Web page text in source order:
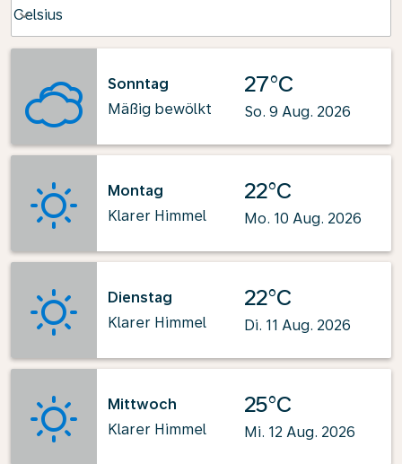
Celsius
keyboard_arrow_down
Sonntag
Mäßig bewölkt
27°C
So. 9 Aug. 2026
Montag
Klarer Himmel
22°C
Mo. 10 Aug. 2026
Dienstag
Klarer Himmel
22°C
Di. 11 Aug. 2026
Mittwoch
Klarer Himmel
25°C
Mi. 12 Aug. 2026